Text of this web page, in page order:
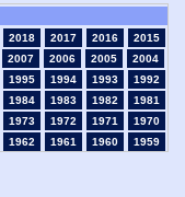
2018 2017 2016
2015
2007 2006 2005
2004
1995 1994 1993
1992
1984 1983 1982
1981
1973 1972 1971
1970
1962 1961 1960
1959